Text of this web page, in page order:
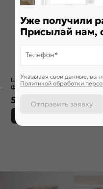
Шкаф верхний с 1-ой дверцей
Фьюжн Anthracite Graphite
5 460₽
Уже получили
Присылай
Телефон*
Указывая свои данные, вы
Политикой обработки
Отправить заявку